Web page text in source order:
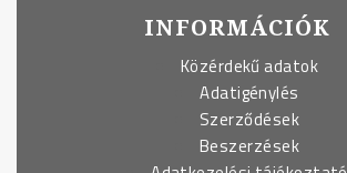
INFORMÁCIÓK
Közérdekű adatok
Adatigénylés
Szerződések
Beszerzések